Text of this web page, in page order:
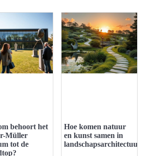
behoort het
Müller
tot de
Hoe komen natuur
en kunst samen in
landschapsarchitectuur?